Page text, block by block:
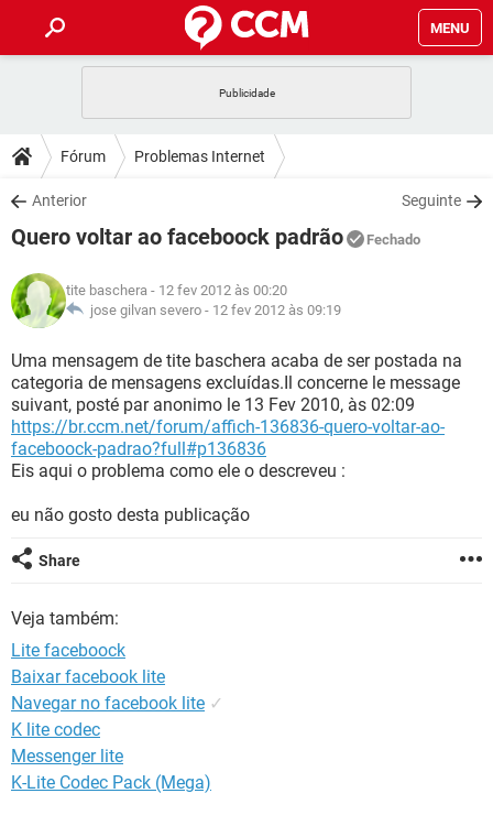
MENU
CELULAR FACEBOOK
OUTLOOK
INSTAGRAM GMAIL
GUIA DE COMPRAS
DICAS
JOGOS WHATSAPP
INSTAGRAM GMAIL
GUIA DE COMPRAS
DOWNLOADS
JOGOS WHATSAPP
CELULAR
OUTLOOK EXCEL
GMAIL
GUIA DE COMPRAS
FÓRUM
JOGOS WHATSAPP
CELULAR
OUTLOOK EXCEL
INSTAGRAM GMAIL
GUIA DE COMPRAS
GLOSSÁRIO
WHATSAPP
CELULAR FACEBOOK
OUTLOOK EXCEL
INSTAGRAM GMAIL
Fórum Problemas Internet
Anterior Seguinte
Quero voltar ao faceboock padrão Fechado
tite baschera - 12 fev 2012 às 00:20
jose gilvan severo - 12 fev 2012 às 09:19
Uma mensagem de tite baschera acaba de ser postada na
categoria de mensagens excluídas.Il concerne le message
suivant, posté par anonimo le 13 Fev 2010, às 02:09
https://br.ccm.net/forum/affich-136836-quero-voltar-ao-
faceboock-padrao?full#p136836
Eis aqui o problema como ele o descreveu :
eu não gosto desta publicação
Share
Veja também:
Lite faceboock
Baixar facebook lite
Navegar no facebook lite ✓
K lite codec
Messenger lite
K-Lite Codec Pack (Mega)